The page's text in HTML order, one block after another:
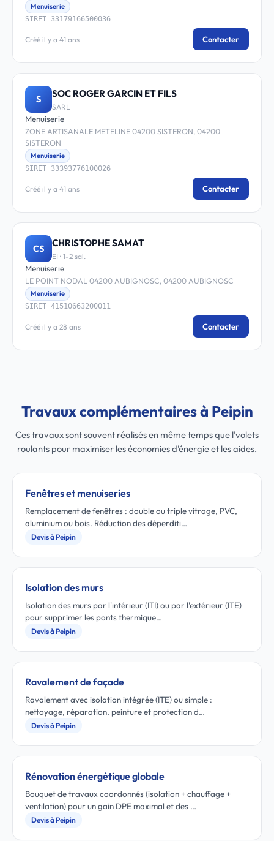
Menuiserie
SIRET 33179166500036
Créé il y a 41 ans Contacter
S SOC ROGER GARCIN ET FILS
SARL
Menuiserie
ZONE ARTISANALE METELINE 04200 SISTERON, 04200
SISTERON
Menuiserie
SIRET 33393776100026
Créé il y a 41 ans Contacter
CS CHRISTOPHE SAMAT
EI · 1-2 sal.
Menuiserie
LE POINT NODAL 04200 AUBIGNOSC, 04200 AUBIGNOSC
Menuiserie
SIRET 41510663200011
Créé il y a 28 ans Contacter
Travaux complémentaires à Peipin
Ces travaux sont souvent réalisés en même temps que l'volets
roulants pour maximiser les économies d'énergie et les aides.
Fenêtres et menuiseries
Remplacement de fenêtres : double ou triple vitrage, PVC,
aluminium ou bois. Réduction des déperditi…
Devis à Peipin
Isolation des murs
Isolation des murs par l'intérieur (ITI) ou par l'extérieur (ITE)
pour supprimer les ponts thermique…
Devis à Peipin
Ravalement de façade
Ravalement avec isolation intégrée (ITE) ou simple :
nettoyage, réparation, peinture et protection d…
Devis à Peipin
Rénovation énergétique globale
Bouquet de travaux coordonnés (isolation + chauffage +
ventilation) pour un gain DPE maximal et des …
Devis à Peipin